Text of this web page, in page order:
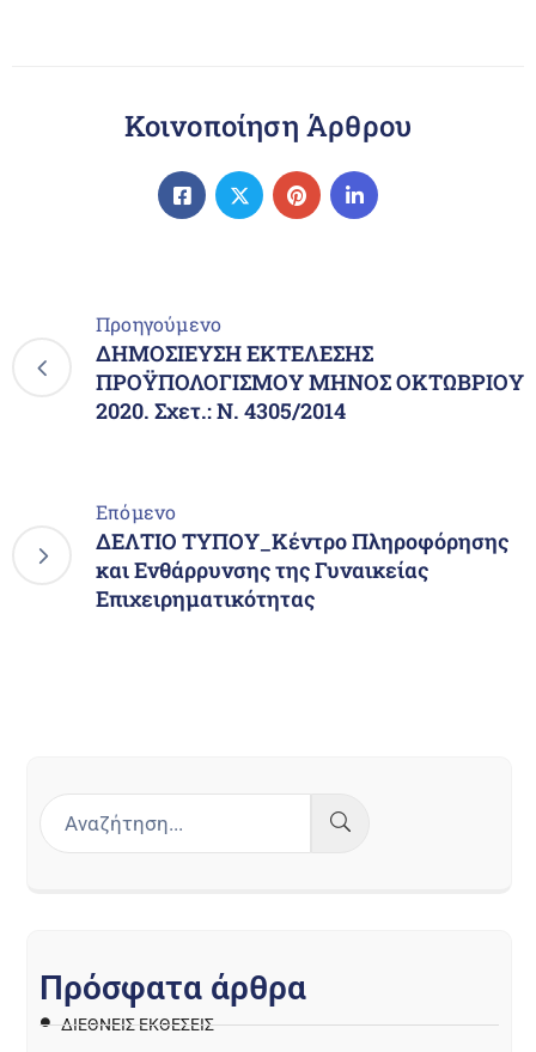
Κοινοποίηση Άρθρου
Προηγούμενο
ΔΗΜΟΣΙΕΥΣΗ ΕΚΤΕΛΕΣΗΣ
ΠΡΟΫΠΟΛΟΓΙΣΜΟΥ ΜΗΝΟΣ ΟΚΤΩΒΡΙΟΥ
2020. Σχετ.: Ν. 4305/2014
Επόμενο
ΔΕΛΤΙΟ ΤΥΠΟΥ_Κέντρο Πληροφόρησης
και Ενθάρρυνσης της Γυναικείας
Επιχειρηματικότητας
Πρόσφατα άρθρα
ΔΙΕΘΝΕΙΣ ΕΚΘΕΣΕΙΣ